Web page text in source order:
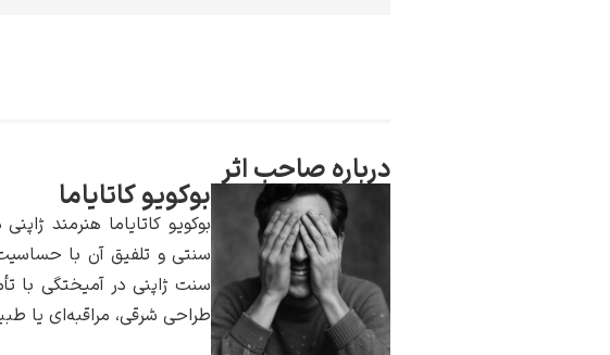
درباره صاحب اثر
بوکویو کاتایاما
بوکویو کاتایاما هنرمند
سنتی و تلفیق آن با
سنت ژاپنی در آمیختگی با
طراحی شرقی، مراقبه‌ای یا